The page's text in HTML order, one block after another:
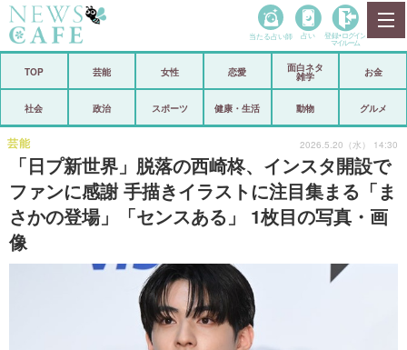
政治
芸能 スポーツ
恋愛 ビックリ
ショップ
登録・ログイン/マイルーム
当たる占い師 占い 登録• ログイン
マイルーム
TOP 芸能 女性 恋愛
面白ネタ
雑学
お金
社会 政治 スポーツ 健康・生活 動物 グルメ
「日プ新世界」脱落の西崎柊、インスタ開設で
ファンに感謝 手描きイラストに注目集まる「ま
さかの登場」「センスある」 1枚目の写真・画
像
芸能 2026.5.20（水） 14:30